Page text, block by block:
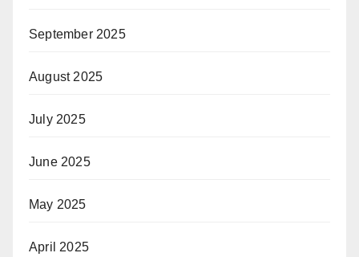
September 2025
August 2025
July 2025
June 2025
May 2025
April 2025